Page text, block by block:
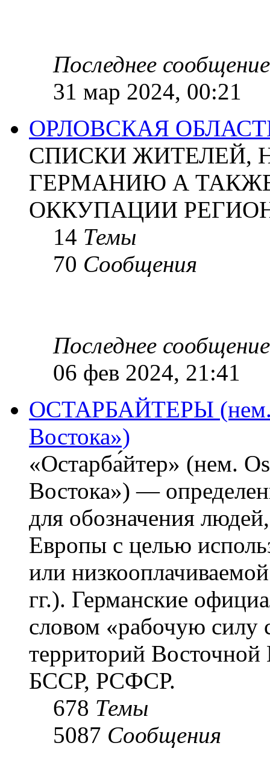
Последнее сообщение
31 мар 2024, 00:21
ОРЛОВСКАЯ
СПИСКИ ЖИТЕЛЕЙ,
ГЕРМАНИЮ А
ОККУПАЦИИ
14 Темы
70 Сообщения
Последнее сообщение
06 фев 2024, 21:41
ОСТАРБАЙТЕРЫ (нем.
Востока»)
«Остарба́йтер» (нем.
Востока») —
для обозначения
Европы с целью
или
гг.). Германские
словом «рабочую силу
территорий
БССР, РСФСР.
678 Темы
5087 Сообщения